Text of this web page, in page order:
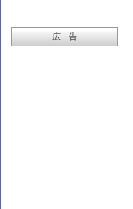
広 告